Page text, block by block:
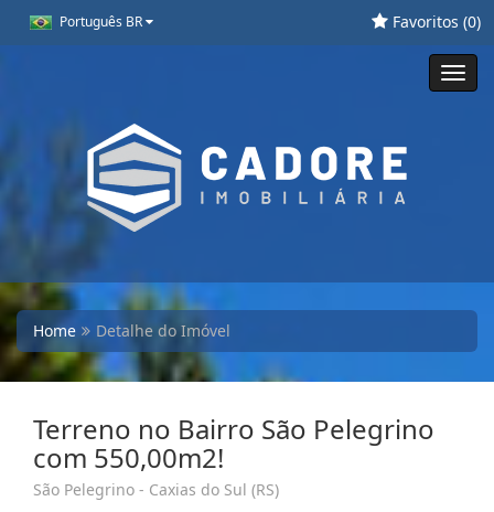
Português BR Favoritos (0)
Home Detalhe do Imóvel
Terreno no Bairro São Pelegrino
com 550,00m2!
São Pelegrino - Caxias do Sul (RS)